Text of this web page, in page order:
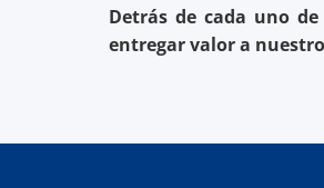
Detrás de cada uno
entregar valor a